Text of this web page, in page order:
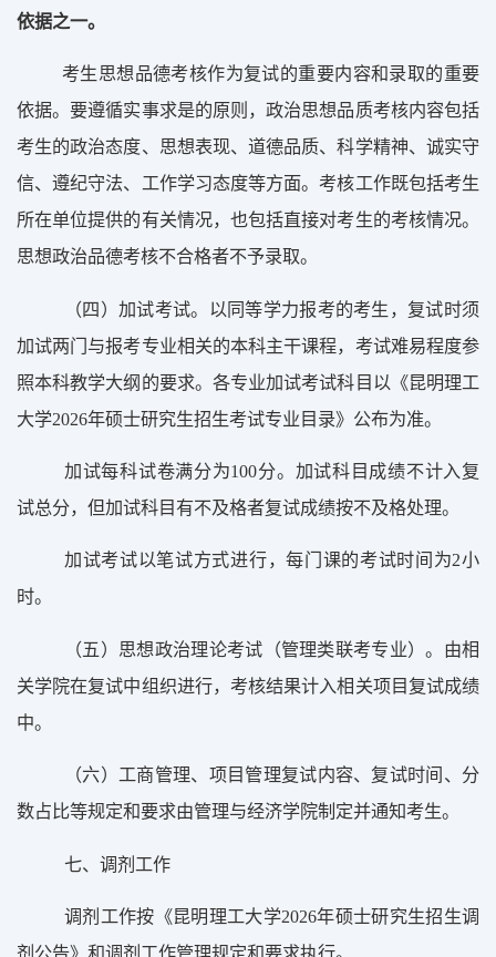
依据之一。
考生思想品德考核作为复试的重要内容和录取的重要
依据。要遵循实事求是的原则，政治思想品质考核内容包括
考生的政治态度、思想表现、道德品质、科学精神、诚实守
信、遵纪守法、 工作学习态度等方面。考核工作既包括考生
所在单位提供的有关情况，也包括直接对考生的考核情况。
思想政治品德考核不合格者不予录取。
（四 ） 加试考试。 以 同等学力报考的考生，复试时须
加试两门与报考专业相关的本科主干课程，考试难易程度参
照本科教学大纲的要求。各专业加试考试科目以《昆明理工
大学2026年硕士研究生招生考试专业目录》公布为准。
加试每科试卷满分为100分。加试科目成绩不计入复
试总分，但加试科目有不及格者复试成绩按不及格处理。
加试考试以笔试方式进行，每门课的考试时间为2小
时。
（五） 思想政治理论考试（管理类联考专业）。由相
关学院在复试中组织进行，考核结果计入相关项目复试成绩
中。
（六） 工商管理、 项目管理复试内容、复试时间、分
数占比等规定和要求由管理与经济学院制定并通知考生。
七、调剂工作
调剂工作按 《昆明理工大学2026年硕士研究生招生调